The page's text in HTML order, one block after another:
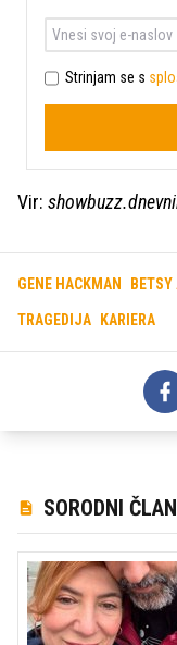
Strinjam se s
Vir:
GENE HACKMAN
TRAGEDIJA KARIERA
SORODNI